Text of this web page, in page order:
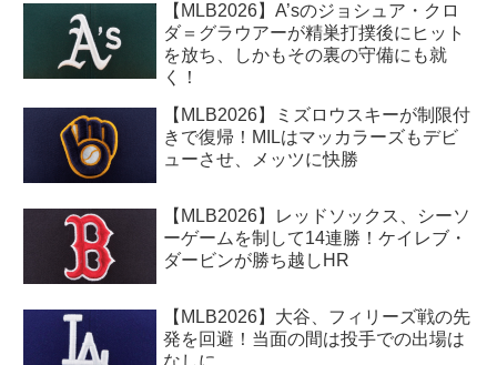
【MLB2026】A’sのジョシュア・クロ
ダ＝グラウアーが精巣打撲後にヒット
を放ち、しかもその裏の守備にも就
く！
【MLB2026】ミズロウスキーが制限付
きで復帰！MILはマッカラーズもデビ
ューさせ、メッツに快勝
【MLB2026】レッドソックス、シーソ
ーゲームを制して14連勝！ケイレブ・
ダービンが勝ち越しHR
【MLB2026】大谷、フィリーズ戦の先
発を回避！当面の間は投手での出場は
なしに